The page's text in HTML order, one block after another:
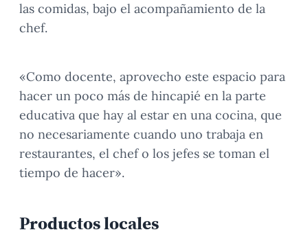
las comidas, bajo el acompañamiento de la
chef.
«Como docente, aprovecho este espacio para
hacer un poco más de hincapié en la parte
educativa que hay al estar en una cocina, que
no necesariamente cuando uno trabaja en
restaurantes, el chef o los jefes se toman el
tiempo de hacer».
Productos locales